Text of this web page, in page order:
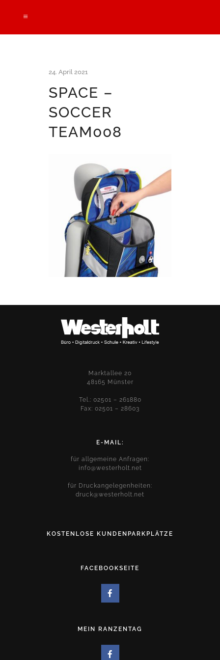
24. April 2021
SPACE –
SOCCER
TEAM008
Marktallee 20
48165 Münster
Tel.: 02501 – 261880
Fax: 02501 – 28603
E-MAIL:
für allgemeine Anfragen:
info@westerholt.net
für Druckangelegenheiten:
druck@westerholt.net
KOSTENLOSE KUNDENPARKPLÄTZE
FACEBOOKSEITE
MEIN RANZENTAG